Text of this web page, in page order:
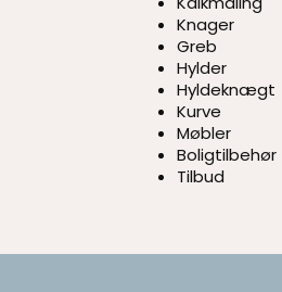
Knager
Greb
Hylder
Hyldeknægt
Kurve
Møbler
Boligtilbehør
Tilbud